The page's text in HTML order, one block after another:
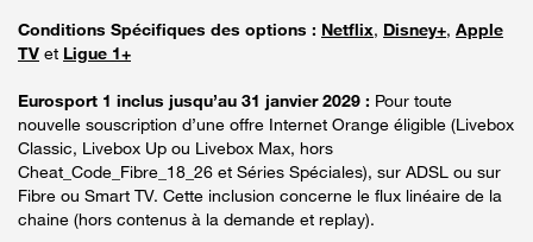
Conditions Spécifiques des options : Netflix, Disney+, Apple
TV et Ligue 1+
Eurosport 1 inclus jusqu’au 31 janvier 2029 : Pour toute
nouvelle souscription d’une offre Internet Orange éligible (Livebox
Classic, Livebox Up ou Livebox Max, hors
Cheat_Code_Fibre_18_26 et Séries Spéciales), sur ADSL ou sur
Fibre ou Smart TV. Cette inclusion concerne le flux linéaire de la
chaine (hors contenus à la demande et replay).